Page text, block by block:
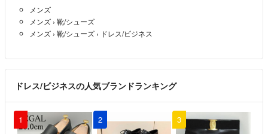
・補償のない発送方法の場合、郵送事故等の責任は負えません。(差額
をいただければ発送方法の変更は可能ですのでお問い合わせ下さい)
めない為、縫製が甘い、傷がある、外箱、パッケージの損傷があるなど
でも良品として流通しております。使用に差し支えない場合はご了承お
願いします。(ひどい物は検品ではじいております)
メンズ
メンズ › 靴/シューズ
メンズ › 靴/シューズ › ドレス/ビジネス
ドレス/ビジネスの人気ブランドランキング
1 2 3